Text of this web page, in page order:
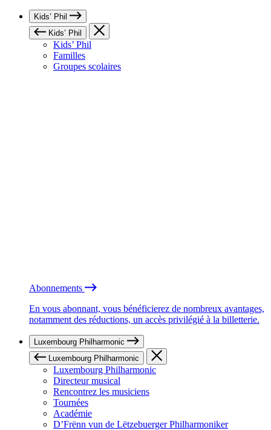
Kids’ Phil
Kids’ Phil
Kids’ Phil
Familles
Groupes scolaires
Abonnements
En vous abonnant, vous bénéficierez de nombreux avantages,
notamment des réductions, un accès privilégié à la billetterie.
Luxembourg Philharmonic
Luxembourg Philharmonic
Luxembourg Philharmonic
Directeur musical
Rencontrez les musiciens
Tournées
Académie
D’Frënn vun de Lëtzebuerger Philharmoniker